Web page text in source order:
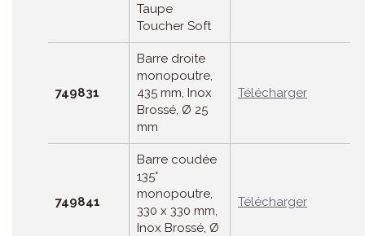
Taupe
Toucher Soft
749831
Barre droite
monopoutre,
435 mm, Inox
Brossé, Ø 25
mm
Télécharger
749841
Barre coudée
135°
monopoutre,
330 x 330 mm,
Inox Brossé, Ø
Télécharger